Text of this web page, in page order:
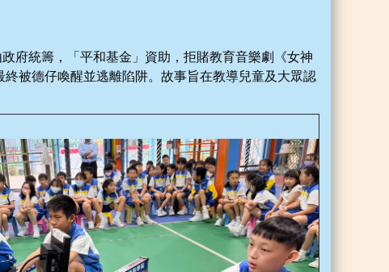
府統籌，「平和基金」資助，拒賭教育音樂劇《女神
被德仔喚醒並逃離陷阱。故事旨在教導兒童及大眾認